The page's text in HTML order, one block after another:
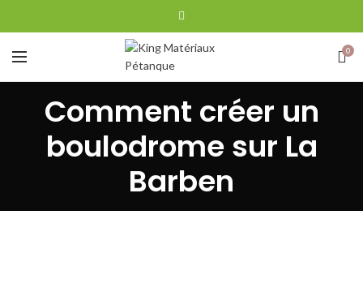
0
Comment créer un
boulodrome sur La
Barben